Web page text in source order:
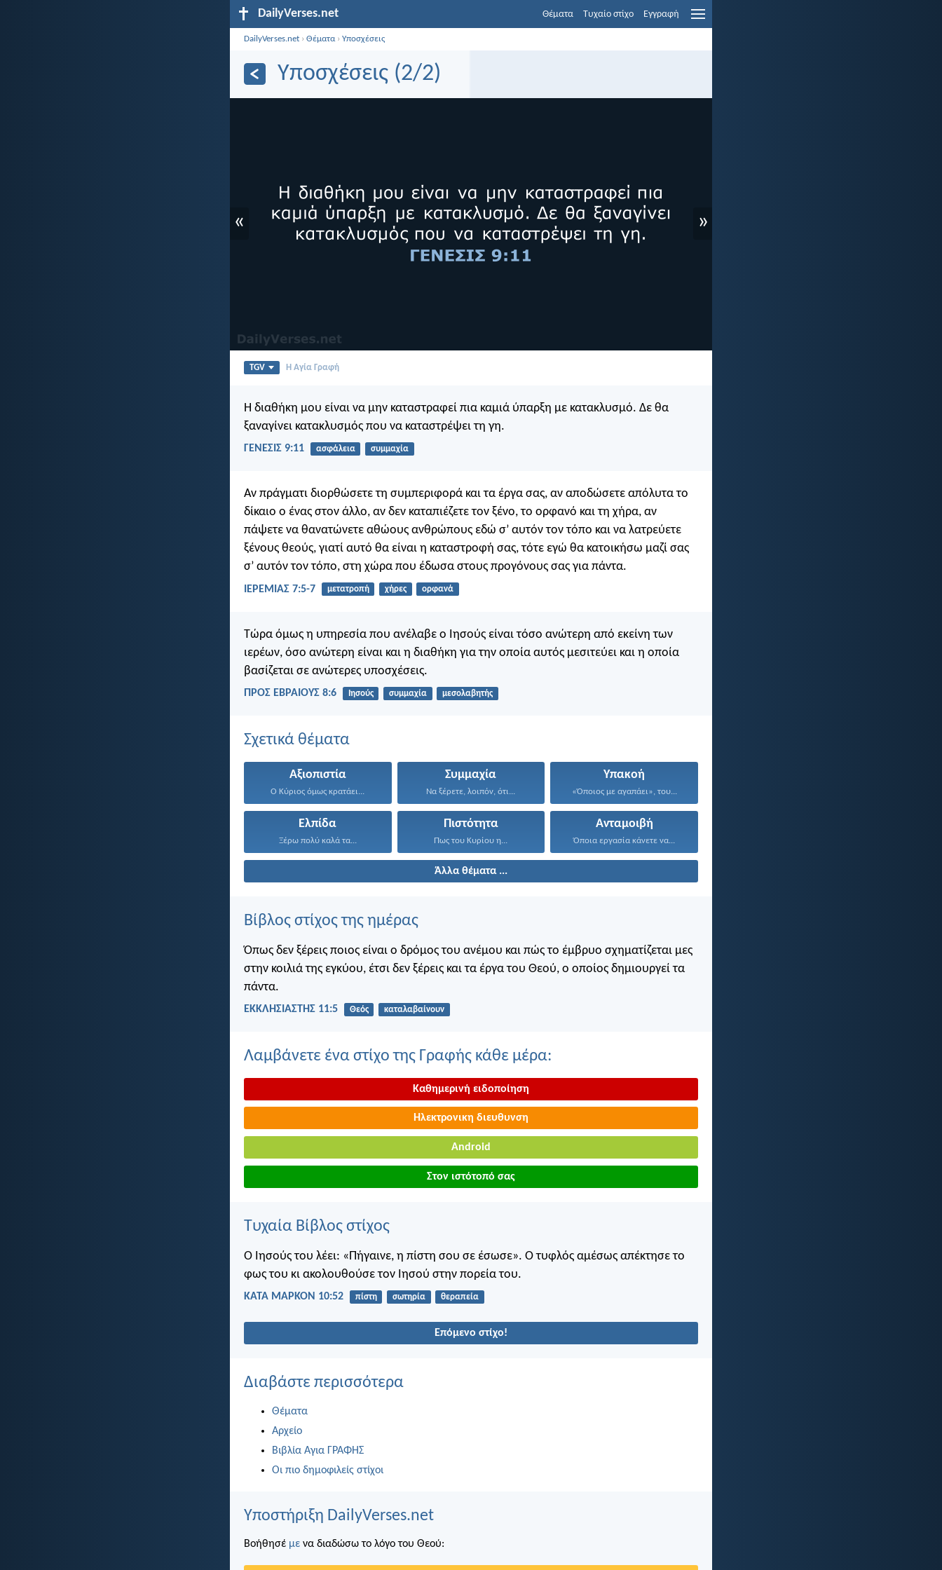
DailyVerses.net Θέματα Τυχαίο στίχο Εγγραφή
DailyVerses.net ›Θέματα›Υποσχέσεις
Υποσχέσεις (2/2)
« »
TGV Η Αγία Γραφή
Η διαθήκη μου είναι να μην καταστραφεί πια καμιά ύπαρξη με κατακλυσμό. Δε θα
ξαναγίνει κατακλυσμός που να καταστρέψει τη γη.
ΓΕΝΕΣΙΣ 9:11 ασφάλεια συμμαχία
Αν πράγματι διορθώσετε τη συμπεριφορά και τα έργα σας, αν αποδώσετε απόλυτα το
δίκαιο ο ένας στον άλλο, αν δεν καταπιέζετε τον ξένο, το ορφανό και τη χήρα, αν
πάψετε να θανατώνετε αθώους ανθρώπους εδώ σ’ αυτόν τον τόπο και να λατρεύετε
ξένους θεούς, γιατί αυτό θα είναι η καταστροφή σας, τότε εγώ θα κατοικήσω μαζί σας
σ’ αυτόν τον τόπο, στη χώρα που έδωσα στους προγόνους σας για πάντα.
ΙΕΡΕΜΙΑΣ 7:5-7 μετατροπή χήρες ορφανά
Τώρα όμως η υπηρεσία που ανέλαβε ο Ιησούς είναι τόσο ανώτερη από εκείνη των
ιερέων, όσο ανώτερη είναι και η διαθήκη για την οποία αυτός μεσιτεύει και η οποία
βασίζεται σε ανώτερες υποσχέσεις.
ΠΡΟΣ ΕΒΡΑΙΟΥΣ 8:6 Ιησούς συμμαχία μεσολαβητής
Σχετικά θέματα
Αξιοπιστία
Ο Κύριος όμως κρατάει...
Συμμαχία
Να ξέρετε, λοιπόν, ότι...
Υπακοή
«Όποιος με αγαπάει», του...
Ελπίδα
Ξέρω πολύ καλά τα...
Πιστότητα
Πως του Κυρίου η...
Ανταμοιβή
Όποια εργασία κάνετε να...
Άλλα θέματα ...
Βίβλος στίχος της ημέρας
Όπως δεν ξέρεις ποιος είναι ο δρόμος του ανέμου και πώς το έμβρυο σχηματίζεται μες
στην κοιλιά της εγκύου, έτσι δεν ξέρεις και τα έργα του Θεού, ο οποίος δημιουργεί τα
πάντα.
ΕΚΚΛΗΣΙΑΣΤΗΣ 11:5 Θεός καταλαβαίνουν
Λαμβάνετε ένα στίχο της Γραφής κάθε μέρα:
Καθημερινή ειδοποίηση
Ηλεκτρονικη διευθυνση
Android
Στον ιστότοπό σας
Τυχαία Βίβλος στίχος
Ο Ιησούς του λέει: «Πήγαινε, η πίστη σου σε έσωσε». Ο τυφλός αμέσως απέκτησε το
φως του κι ακολουθούσε τον Ιησού στην πορεία του.
ΚΑΤΑ ΜΑΡΚΟΝ 10:52 πίστη σωτηρία θεραπεία
Επόμενο στίχο!
Διαβάστε περισσότερα
Θέματα
Αρχείο
Βιβλία Αγια ΓΡΑΦΗΣ
Οι πιο δημοφιλείς στίχοι
Υποστήριξη DailyVerses.net
Βοήθησέ με να διαδώσω το λόγο του Θεού: